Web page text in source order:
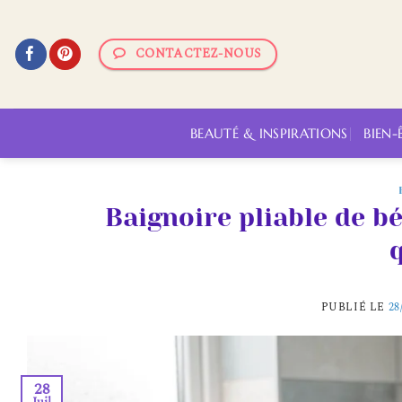
contenu
CONTACTEZ-NOUS
BEAUTÉ & INSPIRATIONS BIEN-
Baignoire pliable de
PUBLIÉ LE
28